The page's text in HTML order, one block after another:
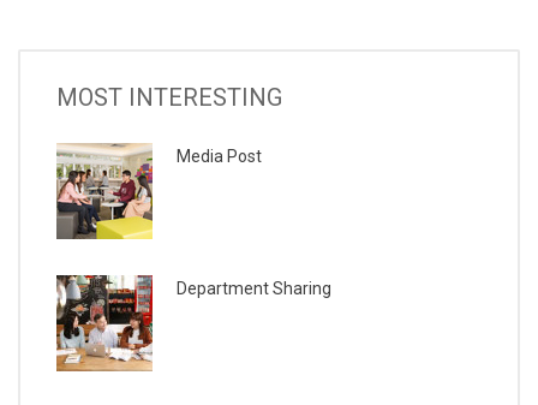
MOST INTERESTING
Media Post
Department Sharing